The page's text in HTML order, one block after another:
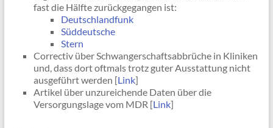
fast die Hälfte zurückgegangen ist:
Deutschlandfunk
Süddeutsche
Stern
Correctiv über Schwangerschaftsabbrüche in Kliniken
und, dass dort oftmals trotz guter Ausstattung nicht
ausgeführt werden [Link]
Artikel über unzureichende Daten über die
Versorgungslage vom MDR [Link]